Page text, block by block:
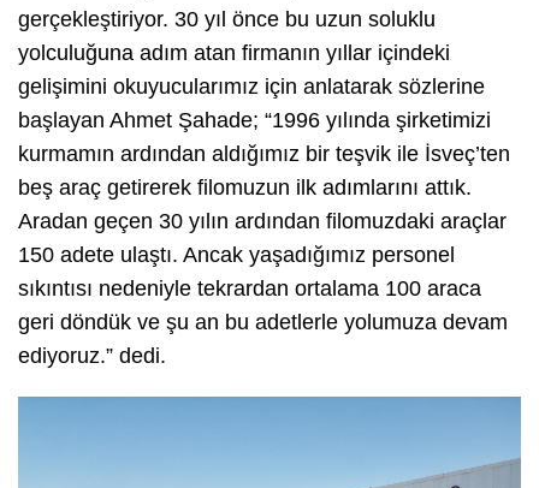
gerçekleştiriyor. 30 yıl önce bu uzun soluklu
yolculuğuna adım atan firmanın yıllar içindeki
gelişimini okuyucularımız için anlatarak sözlerine
başlayan Ahmet Şahade; “1996 yılında şirketimizi
kurmamın ardından aldığımız bir teşvik ile İsveç’ten
beş araç getirerek filomuzun ilk adımlarını attık.
Aradan geçen 30 yılın ardından filomuzdaki araçlar
150 adete ulaştı. Ancak yaşadığımız personel
sıkıntısı nedeniyle tekrardan ortalama 100 araca
geri döndük ve şu an bu adetlerle yolumuza devam
ediyoruz.” dedi.